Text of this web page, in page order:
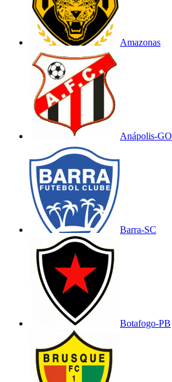
Amazonas
Anápolis-GO
Barra-SC
Botafogo-PB